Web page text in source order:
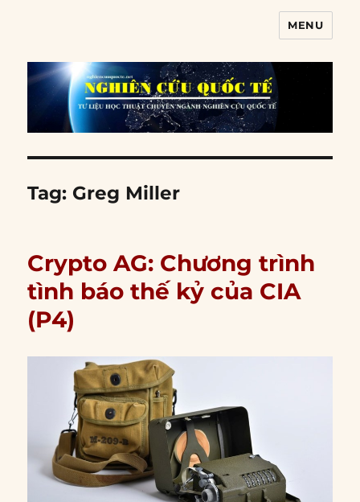
MENU
Tag: Greg Miller
Crypto AG: Chương trình
tình báo thế kỷ của CIA
(P4)